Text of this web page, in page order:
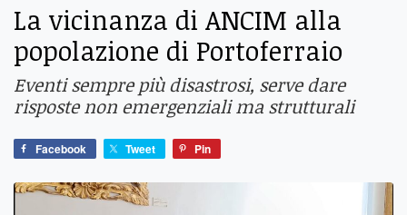
La vicinanza di ANCIM alla
popolazione di Portoferraio
Eventi sempre più disastrosi, serve dare
risposte non emergenziali ma strutturali
Facebook Tweet Pin